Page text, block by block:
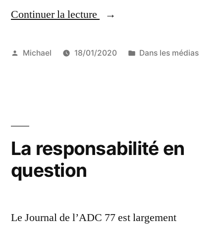
Continuer la lecture
« La
verte
Publié
Michael 18/01/2020
Publié
Dans les médias
La responsabilité en
question
Le Journal de l’ADC 77 est largement